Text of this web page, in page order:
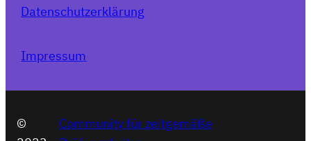
Datenschutzerklärung
Impressum
©
Community für zeitgemäße